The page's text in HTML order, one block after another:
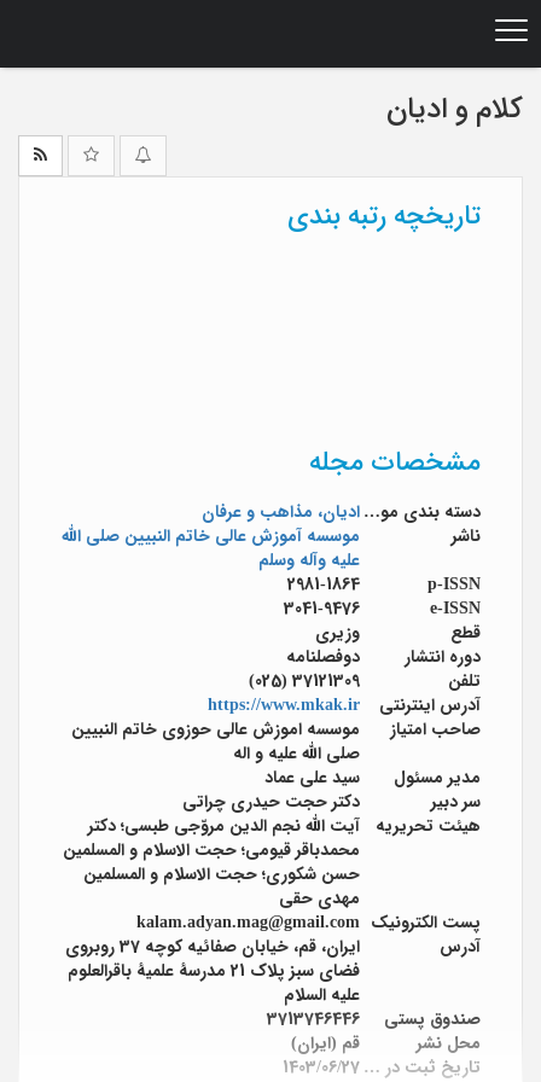
کلام و ادیان
تاریخچه رتبه بندی
مشخصات مجله
دسته بندی موضوعی ادیان، مذاهب و عرفان
ناشر
موسسه آموزش عالی خاتم النبیین صلی الله
علیه وآله وسلم
p-ISSN
2981-1864
e-ISSN
3041-9476
قطع
وزیری
دوره انتشار
دوفصلنامه
تلفن
37121309 (025)
آدرس اینترنتی
https://www.mkak.ir
صاحب امتیاز
موسسه اموزش عالی حوزوی خاتم النبیین
صلی الله علیه و اله
مدیر مسئول
سيد علی عماد
سر دبیر
دکتر حجت حیدری چراتی
هیئت تحریریه
آیت الله نجم الدین مروّجی طبسی؛ دکتر
محمدباقر قیومی؛ حجت الاسلام و المسلمین
حسن شکوری؛ حجت الاسلام و المسلمین
مهدی حقی
پست الکترونیک
kalam.adyan.mag@gmail.com
آدرس
ایران، قم، خیابان صفائیه کوچه 37 روبروی
فضای سبز پلاک 21 مدرسۀ علمیۀ باقرالعلوم
علیه السلام
صندوق پستی
3713746446
محل نشر
قم (ایران)
تاریخ ثبت در پایگاه 1403/06/27